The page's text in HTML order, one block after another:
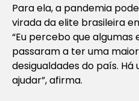
Para ela, a pandemia
virada da elite brasileira
“Eu percebo que algumas
passaram a ter uma
desigualdades do país.
ajudar”, afirma.